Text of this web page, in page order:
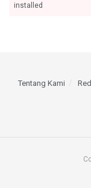
installed
Tentang Kami